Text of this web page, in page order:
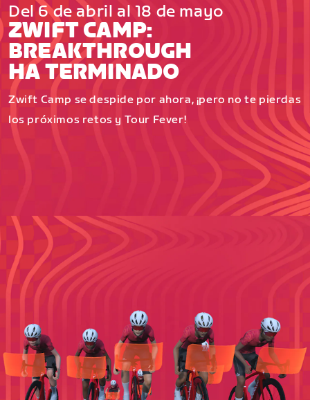
Del 6 de abril al 18 de mayo
ZWIFT CAMP:
BREAKTHROUGH
HA TERMINADO
Zwift Camp se despide por ahora, ¡pero no te pierdas
los próximos retos y Tour Fever!